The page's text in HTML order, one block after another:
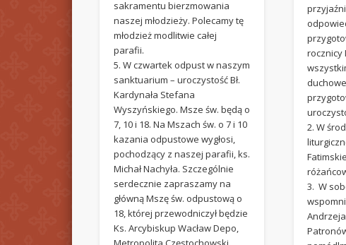
sakramentu bierzmowania
naszej młodzieży. Polecamy tę
młodzież modlitwie całej
parafii.
5. W czwartek odpust w naszym
sanktuarium – uroczystość Bł.
Kardynała Stefana
Wyszyńskiego. Msze św. będą o
7, 10 i 18. Na Mszach św. o 7 i 10
kazania odpustowe wygłosi,
pochodzący z naszej parafii, ks.
Michał Nachyła. Szczególnie
serdecznie zapraszamy na
główną Mszę św. odpustową o
18, której przewodniczył będzie
Ks. Arcybiskup Wacław Depo,
rocznicy
2. W
3. W